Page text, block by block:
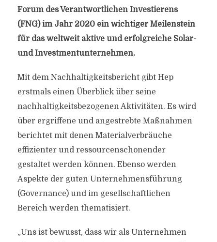
Forum des Verantwortlichen Investierens
(FNG) im Jahr 2020 ein wichtiger Meilenstein
für das weltweit aktive und erfolgreiche Solar-
und Investmentunternehmen.
Mit dem Nachhaltigkeitsbericht gibt Hep
erstmals einen Überblick über seine
nachhaltigkeitsbezogenen Aktivitäten. Es wird
über ergriffene und angestrebte Maßnahmen
berichtet mit denen Materialverbräuche
effizienter und ressourcenschonender
gestaltet werden können. Ebenso werden
Aspekte der guten Unternehmensführung
(Governance) und im gesellschaftlichen
Bereich werden thematisiert.
„Uns ist bewusst, dass wir als Unternehmen